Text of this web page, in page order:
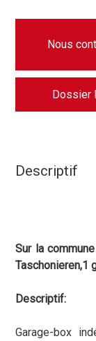
Nous
Dossier
Descriptif
Sur la
Taschonieren,1
Descriptif:
Garage-box